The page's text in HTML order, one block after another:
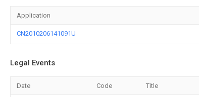
Application
CN2010206141091U
Legal Events
Date Code Title